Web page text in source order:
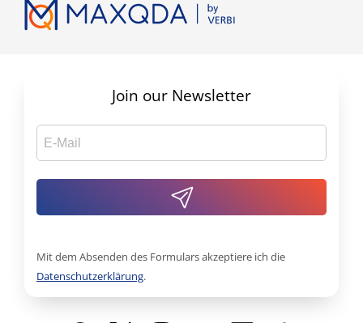
Join our Newsletter
Mit dem Absenden des Formulars akzeptiere ich die
Datenschutzerklärung.